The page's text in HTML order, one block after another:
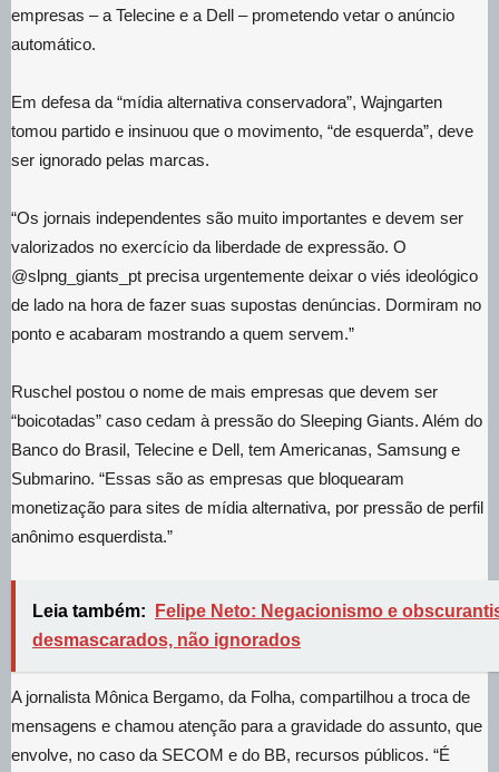
empresas – a Telecine e a Dell – prometendo vetar o anúncio
automático.
Em defesa da “mídia alternativa conservadora”, Wajngarten
tomou partido e insinuou que o movimento, “de esquerda”, deve
ser ignorado pelas marcas.
“Os jornais independentes são muito importantes e devem ser
valorizados no exercício da liberdade de expressão. O
@slpng_giants_pt precisa urgentemente deixar o viés ideológico
de lado na hora de fazer suas supostas denúncias. Dormiram no
ponto e acabaram mostrando a quem servem.”
Ruschel postou o nome de mais empresas que devem ser
“boicotadas” caso cedam à pressão do Sleeping Giants. Além do
Banco do Brasil, Telecine e Dell, tem Americanas, Samsung e
Submarino. “Essas são as empresas que bloquearam
monetização para sites de mídia alternativa, por pressão de perfil
anônimo esquerdista.”
Leia também:
Felipe Neto: Negacionismo e
desmascarados, não ignorados
A jornalista Mônica Bergamo, da Folha, compartilhou a troca de
mensagens e chamou atenção para a gravidade do assunto, que
envolve, no caso da SECOM e do BB, recursos públicos. “É